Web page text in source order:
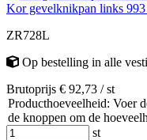
Kor gevelknikpan links
ZR728L
Op bestelling in alle
Brutoprijs € 92,73 / st
Producthoeveelheid: Voer
de knoppen om de
st